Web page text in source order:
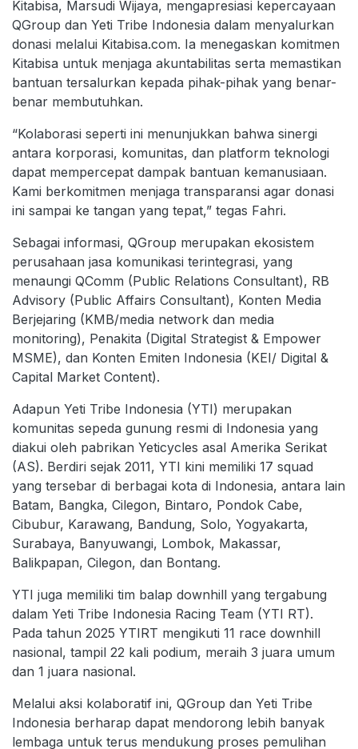
Kitabisa, Marsudi Wijaya, mengapresiasi kepercayaan
QGroup dan Yeti Tribe Indonesia dalam menyalurkan
donasi melalui Kitabisa.com. Ia menegaskan komitmen
Kitabisa untuk menjaga akuntabilitas serta memastikan
bantuan tersalurkan kepada pihak-pihak yang benar-
benar membutuhkan.
“Kolaborasi seperti ini menunjukkan bahwa sinergi
antara korporasi, komunitas, dan platform teknologi
dapat mempercepat dampak bantuan kemanusiaan.
Kami berkomitmen menjaga transparansi agar donasi
ini sampai ke tangan yang tepat,” tegas Fahri.
Sebagai informasi, QGroup merupakan ekosistem
perusahaan jasa komunikasi terintegrasi, yang
menaungi QComm (Public Relations Consultant), RB
Advisory (Public Affairs Consultant), Konten Media
Berjejaring (KMB/media network dan media
monitoring), Penakita (Digital Strategist & Empower
MSME), dan Konten Emiten Indonesia (KEI/ Digital &
Capital Market Content).
Adapun Yeti Tribe Indonesia (YTI) merupakan
komunitas sepeda gunung resmi di Indonesia yang
diakui oleh pabrikan Yeticycles asal Amerika Serikat
(AS). Berdiri sejak 2011, YTI kini memiliki 17 squad
yang tersebar di berbagai kota di Indonesia, antara lain
Batam, Bangka, Cilegon, Bintaro, Pondok Cabe,
Cibubur, Karawang, Bandung, Solo, Yogyakarta,
Surabaya, Banyuwangi, Lombok, Makassar,
Balikpapan, Cilegon, dan Bontang.
YTI juga memiliki tim balap downhill yang tergabung
dalam Yeti Tribe Indonesia Racing Team (YTI RT).
Pada tahun 2025 YTIRT mengikuti 11 race downhill
nasional, tampil 22 kali podium, meraih 3 juara umum
dan 1 juara nasional.
Melalui aksi kolaboratif ini, QGroup dan Yeti Tribe
Indonesia berharap dapat mendorong lebih banyak
lembaga untuk terus mendukung proses pemulihan